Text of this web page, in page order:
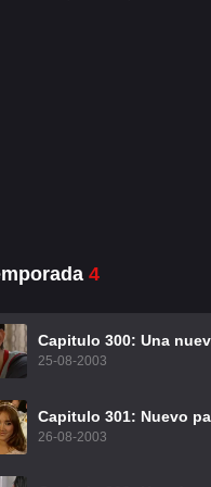
4
Capitulo 300: Una
25-08-2003
Capitulo 301: Nuevo
26-08-2003